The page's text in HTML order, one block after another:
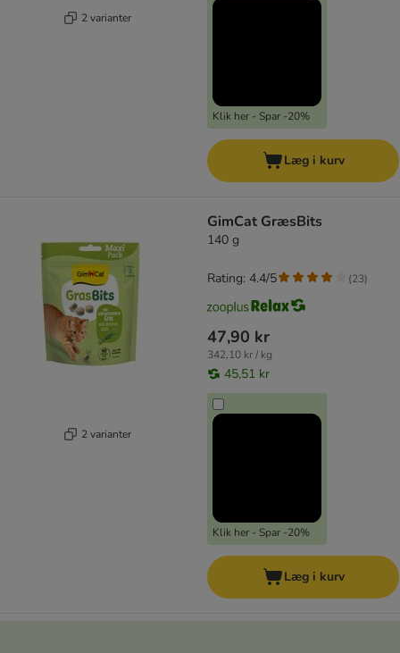
2 varianter
Klik her - Spar -20%
Læg i kurv
2 varianter
GimCat GræsBits
140 g
47,90 kr
342,10 kr / kg
45,51 kr
Klik her - Spar -20%
Rating: 4.4/5 (23)
Læg i kurv